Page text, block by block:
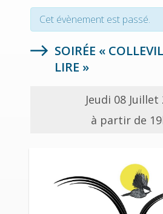
Cet évènement est passé.
SOIRÉE «
LIRE »
Jeudi 08 Juillet
à partir de